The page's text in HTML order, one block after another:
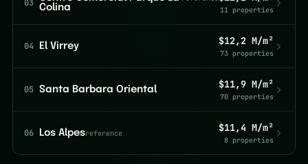
03 Colina
11 properties
04 El Virrey $12,2 M/m²
73 properties
05 Santa Barbara Oriental $11,9 M/m²
70 properties
06 Los Alpesreference $11,4 M/m²
8 properties